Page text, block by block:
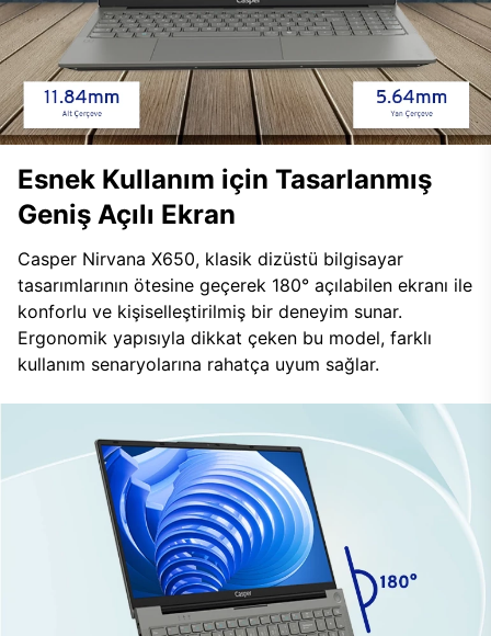
Esnek Kullanım için Tasarlanmış
Geniş Açılı Ekran
Casper Nirvana X650, klasik dizüstü bilgisayar
tasarımlarının ötesine geçerek 180° açılabilen ekranı ile
konforlu ve kişiselleştirilmiş bir deneyim sunar.
Ergonomik yapısıyla dikkat çeken bu model, farklı
kullanım senaryolarına rahatça uyum sağlar.